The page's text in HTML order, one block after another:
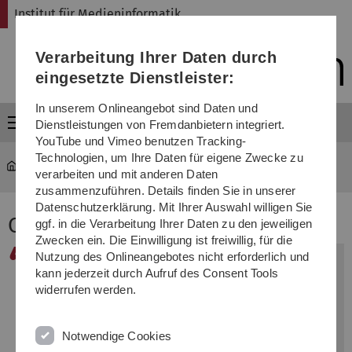
Direkt
Direkt
Direkt
(Sprache,
Drucken,
Media)
Direkt
Direkt
Institut für Medieninformatik
Menü
Computergrafik I
Computergrafik I
Keine freien Plätze! Da wir auf Grund der
Raumsituation keine weiteren Teilnehmer
Verarbeitung Ihrer Daten durch
eingesetzte Dienstleister:
In unserem Onlineangebot sind Daten und
Dienstleistungen von Fremdanbietern integriert.
YouTube und Vimeo benutzen Tracking-
Technologien, um Ihre Daten für eigene Zwecke zu
verarbeiten und mit anderen Daten
zusammenzuführen. Details finden Sie in unserer
Datenschutzerklärung. Mit Ihrer Auswahl willigen Sie
ggf. in die Verarbeitung Ihrer Daten zu den jeweiligen
Zwecken ein. Die Einwilligung ist freiwillig, für die
Nutzung des Onlineangebotes nicht erforderlich und
kann jederzeit durch Aufruf des Consent Tools
widerrufen werden.
Notwendige Cookies